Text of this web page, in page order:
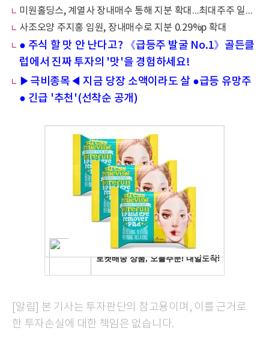
미원홀딩스, 계열사 장내매수 통해 지분 확대...최대주주 일가 증여도 발생
사조오양 주지홍 임원, 장내매수로 지분 0.29%p 확대
● 주식 할 맛 안 난다고? 《급등주 발굴 No.1》골든클
럽에서 진짜 투자의 '맛'을 경험하세요!
▶극비종목◀ 지금 당장 소액이라도 살 ●급등 유망주
● 긴급 '추천'(선착순 공개)
[알림] 본 기사는 투자판단의 참고용이며, 이를 근거로
한 투자손실에 대한 책임은 없습니다.